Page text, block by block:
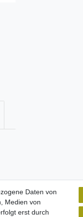
Daten von
Medien von
erst durch